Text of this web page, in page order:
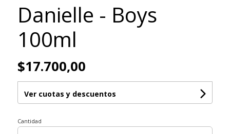
Danielle - Boys
100ml
$17.700,00
Ver cuotas y descuentos
Cantidad